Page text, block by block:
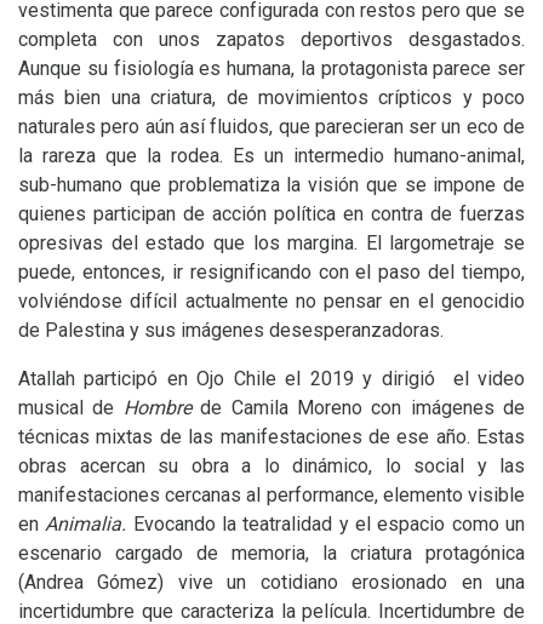
vestimenta que parece configurada con restos pero que se
completa con unos zapatos deportivos desgastados.
Aunque su fisiología es humana, la protagonista parece ser
más bien una criatura, de movimientos crípticos y poco
naturales pero aún así fluidos, que parecieran ser un eco de
la rareza que la rodea. Es un intermedio humano-animal,
sub-humano que problematiza la visión que se impone de
quienes participan de acción política en contra de fuerzas
opresivas del estado que los margina. El largometraje se
puede, entonces, ir resignificando con el paso del tiempo,
volviéndose difícil actualmente no pensar en el genocidio
de Palestina y sus imágenes desesperanzadoras.
Atallah participó en Ojo Chile el 2019 y dirigió el video
musical de Hombrede Camila Moreno con imágenes de
técnicas mixtas de las manifestaciones de ese año. Estas
obras acercan su obra a lo dinámico, lo social y las
manifestaciones cercanas al performance, elemento visible
enAnimalia. Evocando la teatralidad y el espacio como un
escenario cargado de memoria, la criatura protagónica
(Andrea Gómez) vive un cotidiano erosionado en una
incertidumbre que caracteriza la película. Incertidumbre de